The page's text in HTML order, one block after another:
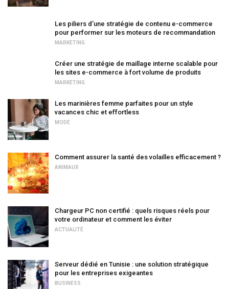
Les piliers d’une stratégie de contenu e-commerce
pour performer sur les moteurs de recommandation
MARKETING
Créer une stratégie de maillage interne scalable pour
les sites e-commerce à fort volume de produits
MARKETING
Les marinières femme parfaites pour un style
vacances chic et effortless
MODE
Comment assurer la santé des volailles efficacement ?
ANIMAUX
Chargeur PC non certifié : quels risques réels pour
votre ordinateur et comment les éviter
ACTUALITÉ
Serveur dédié en Tunisie : une solution stratégique
pour les entreprises exigeantes
BUSINESS